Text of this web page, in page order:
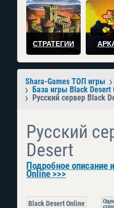
СТРАТЕГИИ
Shara-Games ТОП игры
База игры Black Desert
Русский сервер Black
Русский
Desert
Подробное описание
Online >>>
Black Desert Online